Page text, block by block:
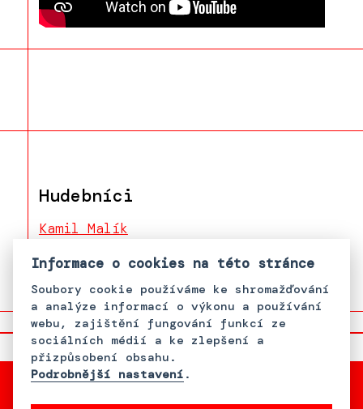
Hudebníci
Kamil Malík
Informace o cookies na této stránce
Soubory cookie používáme ke shromažďování
a analýze informací o výkonu a používání
webu, zajištění fungování funkcí ze
sociálních médií a ke zlepšení a
přizpůsobení obsahu.
Podrobnější nastavení .